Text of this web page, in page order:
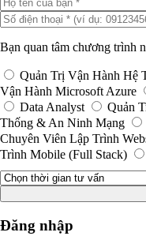
Bạn quan tâm chương trình
Quản Trị Vận Hành Hệ
Vận Hành Microsoft Azure
Data Analyst
Quản
Thống & An Ninh Mạng
Chuyên Viên Lập Trình
Trình Mobile (Full Stack)
Đăng nhập